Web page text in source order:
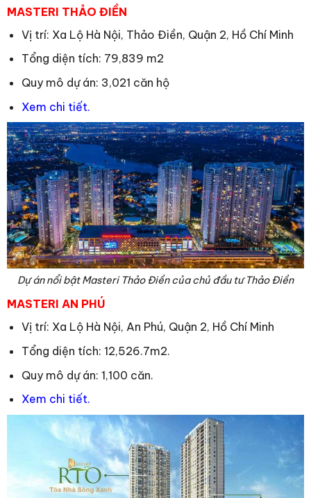
MASTERI THẢO ĐIỀN
Vị trí: Xa Lộ Hà Nội, Thảo Điền, Quận 2, Hồ Chí Minh
Tổng diện tích: 79,839 m2
Quy mô dự án: 3,021 căn hộ
Xem chi tiết.
Dự án nổi bật Masteri Thảo Điền của chủ đầu tư Thảo Điền
MASTERI AN PHÚ
Vị trí: Xa Lộ Hà Nội, An Phú, Quận 2, Hồ Chí Minh
Tổng diện tích: 12,526.7m2.
Quy mô dự án: 1,100 căn.
Xem chi tiết.